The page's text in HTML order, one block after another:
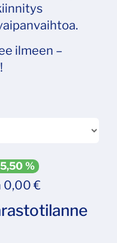
ilmeen –
%
0,00 €